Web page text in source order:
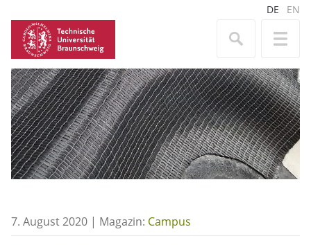
DE EN
7. August 2020 | Magazin: Campus